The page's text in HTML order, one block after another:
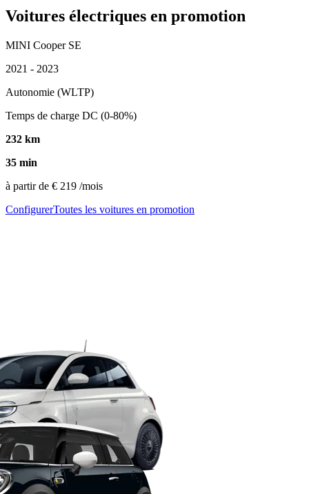
Voitures électriques en promotion
MINI Cooper SE
2021 - 2023
Autonomie (WLTP)
Temps de charge DC (0-80%)
232 km
35 min
à partir de € 219 /mois
ConfigurerToutes les voitures en promotion